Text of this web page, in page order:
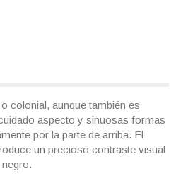
colonial, aunque también es
aspecto y sinuosas formas
por la parte de arriba. El
un precioso contraste visual